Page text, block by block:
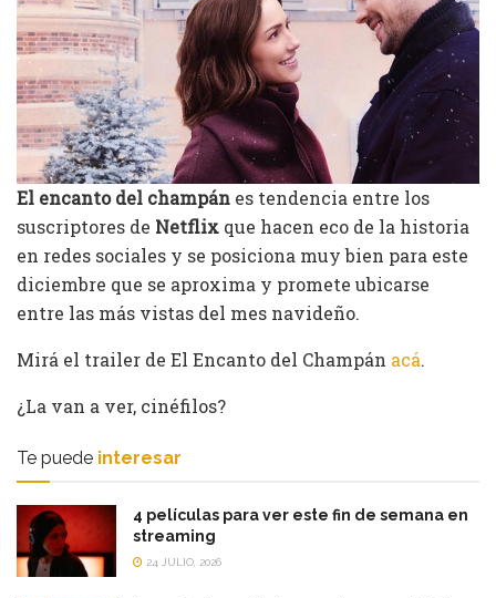
El encanto del champán es tendencia entre los
suscriptores de Netflix que hacen eco de la historia
en redes sociales y se posiciona muy bien para este
diciembre que se aproxima y promete ubicarse
entre las más vistas del mes navideño.
Mirá el trailer de El Encanto del Champán acá.
¿La van a ver, cinéfilos?
Te puede interesar
4 películas para ver este fin de semana en
streaming
24 JULIO, 2026